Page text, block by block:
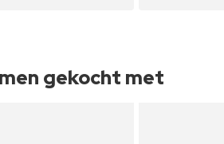
gekocht met